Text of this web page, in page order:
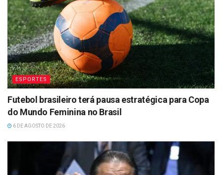
ESPORTES
Futebol brasileiro terá pausa estratégica para Copa
do Mundo Feminina no Brasil
6 DE AGOSTO DE 2026